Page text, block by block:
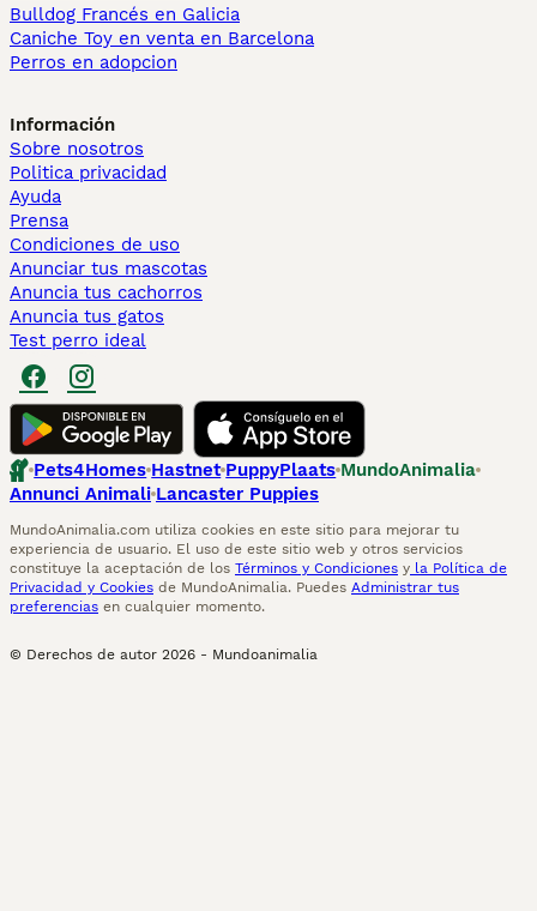
Bulldog Francés en Galicia
Caniche Toy en venta en Barcelona
Perros en adopcion
Información
Sobre nosotros
Politica privacidad
Ayuda
Prensa
Condiciones de uso
Anunciar tus mascotas
Anuncia tus cachorros
Anuncia tus gatos
Test perro ideal
Pets4Homes Hastnet PuppyPlaats MundoAnimalia
Annunci Animali Lancaster Puppies
MundoAnimalia.com utiliza cookies en este sitio para mejorar tu
experiencia de usuario. El uso de este sitio web y otros servicios
constituye la aceptación de los Términos y Condiciones y la Política de
Privacidad y Cookies de MundoAnimalia. Puedes Administrar tus
preferencias en cualquier momento.
© Derechos de autor 2026 - Mundoanimalia